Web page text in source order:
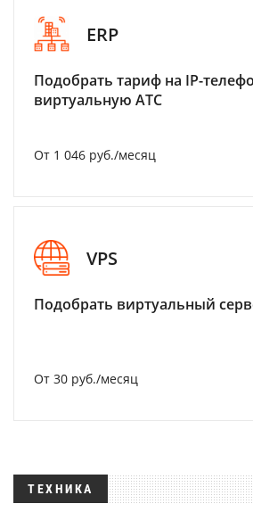
ERP
Подобрать тариф на IP-
виртуальную АТС
От 1 046 руб./месяц
VPS
Подобрать виртуальный
От 30 руб./месяц
ТЕХНИКА